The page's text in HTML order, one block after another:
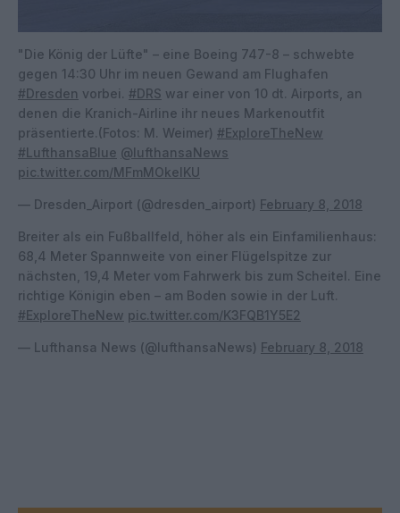
"Die König der Lüfte" – eine Boeing 747-8 – schwebte
gegen 14:30 Uhr im neuen Gewand am Flughafen
#Dresden vorbei. #DRS war einer von 10 dt. Airports, an
denen die Kranich-Airline ihr neues Markenoutfit
präsentierte.(Fotos: M. Weimer) #ExploreTheNew
#LufthansaBlue @lufthansaNews
pic.twitter.com/MFmMOkeIKU
— Dresden_Airport (@dresden_airport) February 8, 2018
Breiter als ein Fußballfeld, höher als ein Einfamilienhaus:
68,4 Meter Spannweite von einer Flügelspitze zur
nächsten, 19,4 Meter vom Fahrwerk bis zum Scheitel. Eine
richtige Königin eben – am Boden sowie in der Luft.
#ExploreTheNew pic.twitter.com/K3FQB1Y5E2
— Lufthansa News (@lufthansaNews) February 8, 2018